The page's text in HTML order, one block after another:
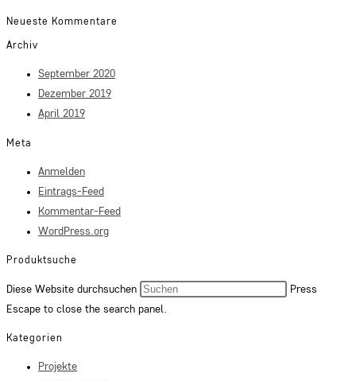
Neueste Kommentare
Archiv
September 2020
Dezember 2019
April 2019
Meta
Anmelden
Eintrags-Feed
Kommentar-Feed
WordPress.org
Produktsuche
Diese Website durchsuchen
Press
Escape to close the search panel.
Kategorien
Projekte